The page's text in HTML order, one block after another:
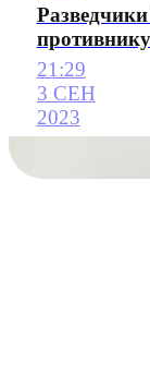
21:29
3 СЕН
2023